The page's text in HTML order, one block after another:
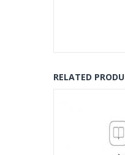
RELATED